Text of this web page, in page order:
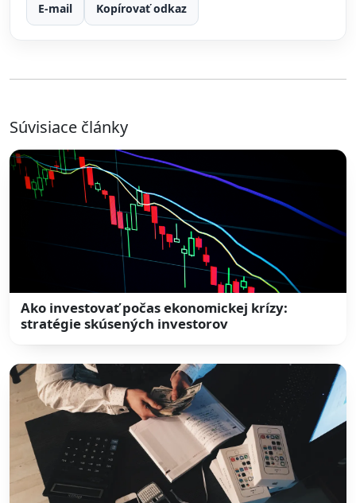
E-mail Kopírovať odkaz
Súvisiace články
Ako investovať počas ekonomickej krízy:
stratégie skúsených investorov